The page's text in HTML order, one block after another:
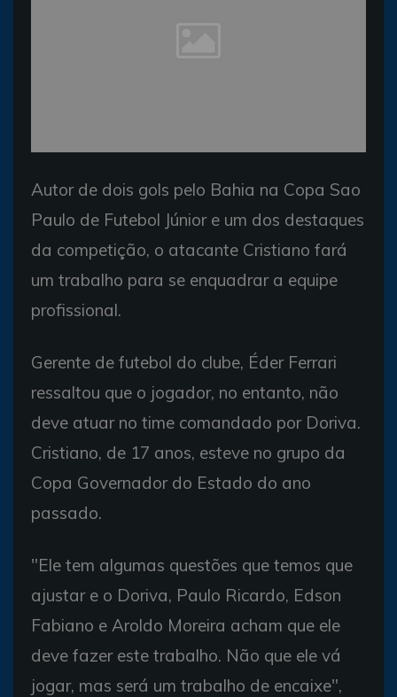
Autor de dois gols pelo Bahia na Copa Sao
Paulo de Futebol Júnior e um dos destaques
da competição, o atacante Cristiano fará
um trabalho para se enquadrar a equipe
profissional.
Gerente de futebol do clube, Éder Ferrari
ressaltou que o jogador, no entanto, não
deve atuar no time comandado por Doriva.
Cristiano, de 17 anos, esteve no grupo da
Copa Governador do Estado do ano
passado.
"Ele tem algumas questões que temos que
ajustar e o Doriva, Paulo Ricardo, Edson
Fabiano e Aroldo Moreira acham que ele
deve fazer este trabalho. Não que ele vá
jogar, mas será um trabalho de encaixe",